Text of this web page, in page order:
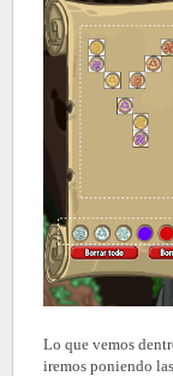
Lo que vemos
iremos poniendo